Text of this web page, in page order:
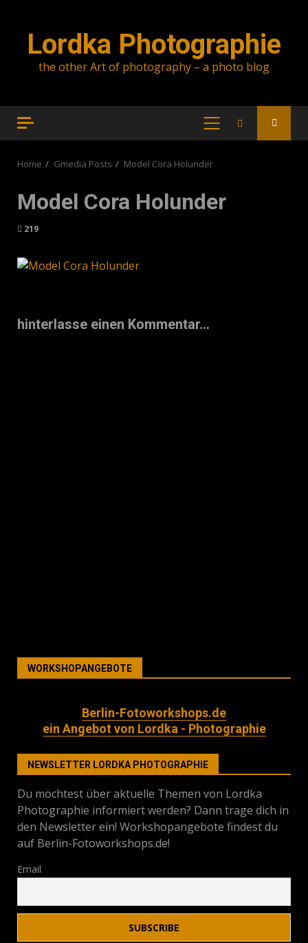
Lordka Photographie
the other Art of photography – a photo blog
PRIMARY
Home Gmedia Posts Model Cora Holunder
Model Cora Holunder
219
hinterlasse einen Kommentar...
WORKSHOPANGEBOTE
Berlin-Fotoworkshops.de
ein Angebot von Lordka - Photographie
NEWSLETTER LORDKA PHOTOGRAPHIE
Du möchtest über aktuelle Themen von Lordka
Photographie informiert werden? Dann trage dich in
den Newsletter ein! Workshopangebote findest du
auf Berlin-Fotoworkshops.de!
Email